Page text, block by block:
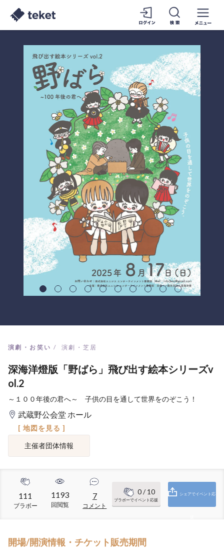
演劇・お笑い 演劇・芝居
深海洋燈版「野ばら」飛び出す絵本シリーズv
ol.2
～１００年後の君へ～ 子供の目を通して世界をのぞこう！
武蔵野公会堂 ホール
[ 地図を見る ]
主催者団体情報
111
ブラボー
1193
回閲覧
7
コメント
0/ 10
ブラボーでイベント応援
シェアでイベント応
開場/開演情報・チケット販売期間